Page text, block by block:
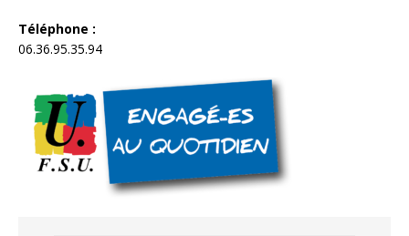
Téléphone :
06.36.95.35.94